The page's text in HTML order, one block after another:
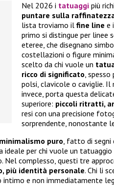
Nel 2026 i tatuaggi più
puntare sulla
lista troviamo il fine line e
primo si distingue per linee
eteree, che disegnano
costellazioni o figure
scelto da chi vuole un
ricco di significato,
polsi, clavicole o caviglie. Il
invece, porta questa
superiore: piccoli ritratti,
resi con una precisione
sorprendente, nonostante
minimalismo puro, fatto di segni
per chi vuole un tatuaggio
Nel complesso, questi tre
più identità personale. Chi li
intimo e non immediatamente